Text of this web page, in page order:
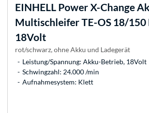
EINHELL Power X-Change
Multischleifer TE-OS 18/150
18Volt
rot/schwarz, ohne Akku und Ladegerät
Leistung/Spannung: Akku-Betrieb, 18Volt
Schwingzahl: 24.000 /min
Aufnahmesystem: Klett